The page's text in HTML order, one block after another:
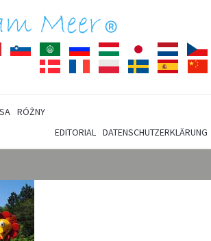
ItalianoSlovenščinaArabischPусскийMagyar Japanisch
Dansk
FrançaisPolski SvenskaEspañol
RÓŻNY
EDITORIAL DATENSCHUTZERKLÄRUNG